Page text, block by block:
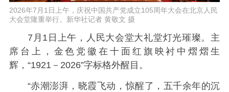
2026年7月1日上午，庆祝中国共产党成立105周年大会在北京人民
大会堂隆重举行。新华社记者 黄敬文 摄
7月1日上午，人民大会堂大礼堂灯光璀璨。主
席台上，金色党徽在十面红旗映衬中熠熠生
辉，“1921－2026”字标格外醒目。
“赤潮澎湃，晓霞飞动，惊醒了，五千余年的沉